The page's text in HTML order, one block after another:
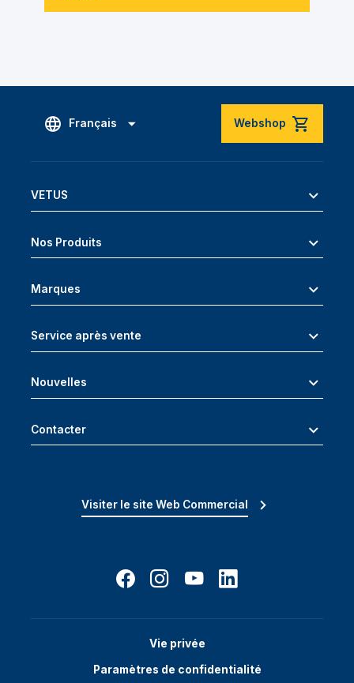
Français Webshop
VETUS
Nos Produits
Marques
Service après vente
Nouvelles
Contacter
Visiter le site Web Commercial
Vie privée
Paramètres de confidentialité